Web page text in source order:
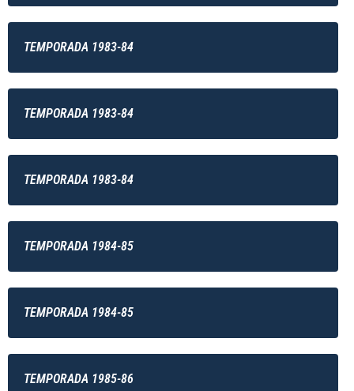
TEMPORADA 1983-84
TEMPORADA 1983-84
TEMPORADA 1983-84
TEMPORADA 1984-85
TEMPORADA 1984-85
TEMPORADA 1985-86